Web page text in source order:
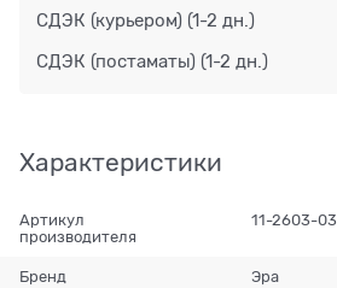
СДЭК (курьером) (1-2 дн.)
СДЭК (постаматы) (1-2 дн.)
Характеристики
Артикул
производителя
11-2603-03
Бренд Эра